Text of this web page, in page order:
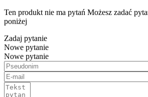
Ten produkt nie ma pytań Możesz zadać
poniżej
Zadaj pytanie
Nowe pytanie
Nowe pytanie